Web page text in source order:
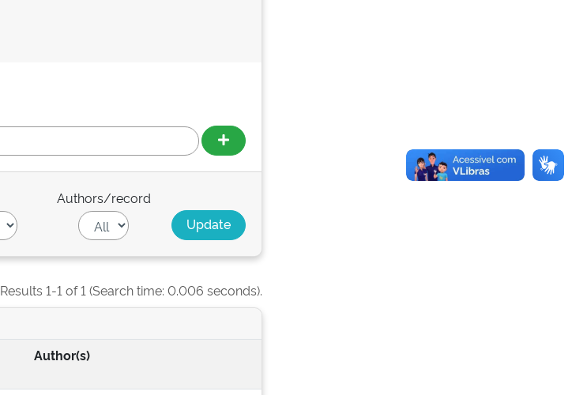
Authors/record
Results 1-1 of 1 (Search time: 0.006 seconds).
Author(s)